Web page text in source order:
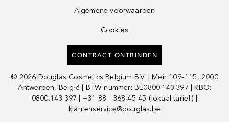
Algemene voorwaarden
Cookies
CONTRACT ONTBINDEN
© 2026 Douglas Cosmetics Belgium B.V. | Meir 109–115, 2000
Antwerpen, België | BTW nummer: BE0800.143.397 | KBO:
0800.143.397 | +31 88 - 368 45 45 (lokaal tarief) |
klantenservice@douglas.be